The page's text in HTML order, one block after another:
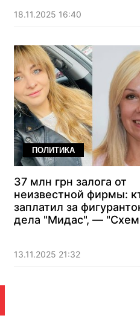
18.11.2025 16:40
ПОЛИТИКА
37 млн грн залога от
неизвестной фирмы:
заплатил за
дела "Мидас", —
13.11.2025 21:32